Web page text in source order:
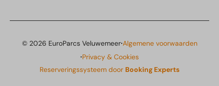
© 2026 EuroParcs Veluwemeer·Algemene voorwaarden
·Privacy & Cookies
Reserveringssysteem door Booking Experts